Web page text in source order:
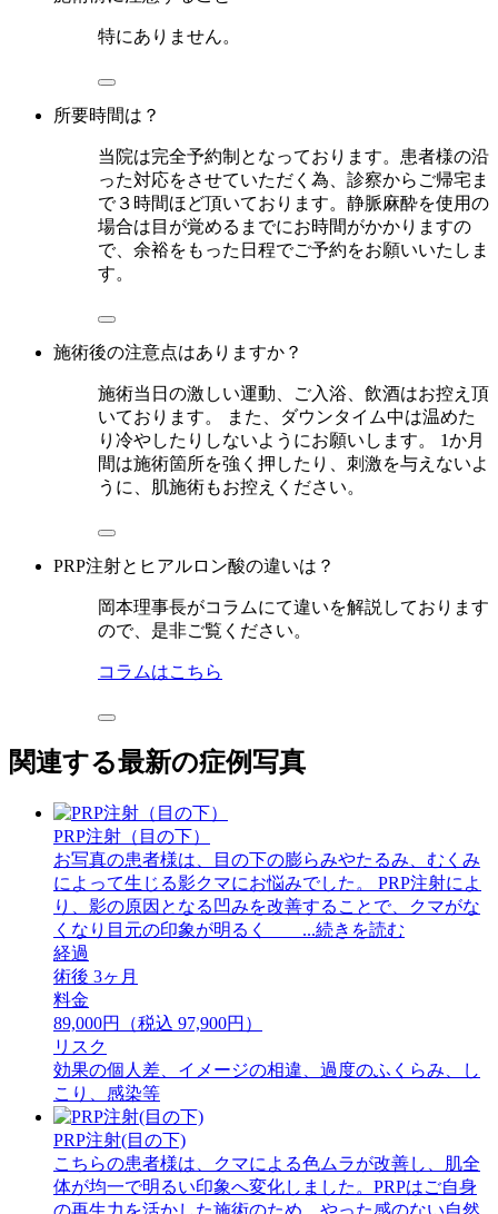
特にありません。
所要時間は？
当院は完全予約制となっております。患者様の沿
った対応をさせていただく為、診察からご帰宅ま
で３時間ほど頂いております。静脈麻酔を使用の
場合は目が覚めるまでにお時間がかかりますの
で、余裕をもった日程でご予約をお願いいたしま
す。
施術後の注意点はありますか？
施術当日の激しい運動、ご入浴、飲酒はお控え頂
いております。 また、ダウンタイム中は温めた
り冷やしたりしないようにお願いします。 1か月
間は施術箇所を強く押したり、刺激を与えないよ
うに、肌施術もお控えください。
PRP注射とヒアルロン酸の違いは？
岡本理事長がコラムにて違いを解説しております
ので、是非ご覧ください。
コラムはこちら
関連する最新の症例写真
PRP注射（目の下）
お写真の患者様は、目の下の膨らみやたるみ、むくみ
によって生じる影クマにお悩みでした。 PRP注射によ
り、影の原因となる凹みを改善することで、クマがな
くなり目元の印象が明るく ...続きを読む
経過
術後 3ヶ月
料金
89,000円（税込 97,900円）
リスク
効果の個人差、イメージの相違、過度のふくらみ、し
こり、感染等
PRP注射(目の下)
こちらの患者様は、クマによる色ムラが改善し、肌全
体が均一で明るい印象へ変化しました。PRPはご自身